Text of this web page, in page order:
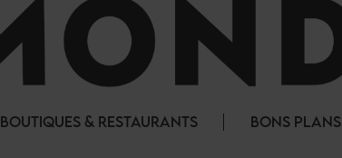
BOUTIQUES & RESTAURANTS BONS PLANS